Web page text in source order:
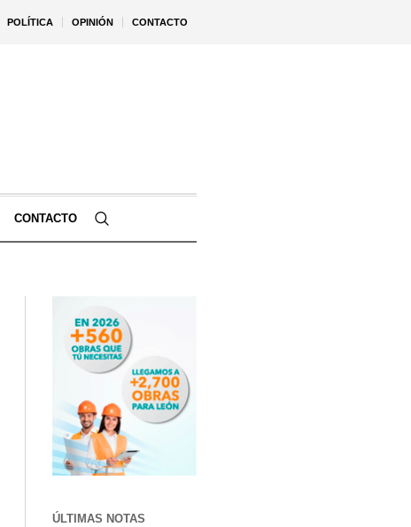
POLÍTICA OPINIÓN CONTACTO
CONTACTO
ÚLTIMAS NOTAS